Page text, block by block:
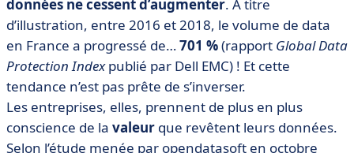
données ne cessent d’augmenter. À titre
d’illustration, entre 2016 et 2018, le volume de data
en France a progressé de…701 %(rapport Global Data
Protection Indexpublié par Dell EMC) ! Et cette
tendance n’est pas prête de s’inverser.
Les entreprises, elles, prennent de plus en plus
conscience de la valeur que revêtent leurs données.
Selon l’étude menée par opendatasoft en octobre